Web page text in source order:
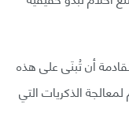
أن تُبنَى على هذه
الذكريات التي